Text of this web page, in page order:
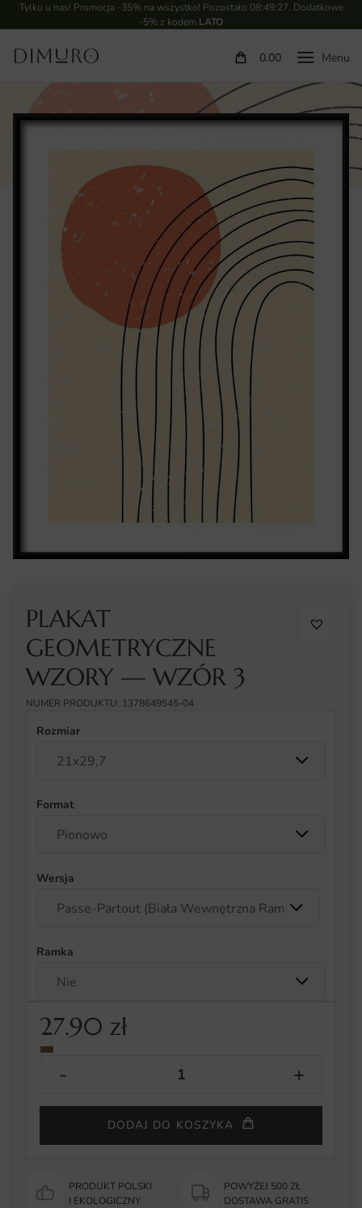
Tylko u nas! Promocja -35% na wszystko! Pozostało 08:49:26. Dodatkowe
-5% z kodem LATO
0.00
PLAKAT
GEOMETRYCZNE
WZORY — WZÓR 3
NUMER PRODUKTU: 1378649545-04
Rozmiar
Format
Wersja
Ramka
27.90 zł
DODAJ DO KOSZYKA
PRODUKT POLSKI
I EKOLOGICZNY
POWYŻEJ 500 ZŁ
DOSTAWA GRATIS